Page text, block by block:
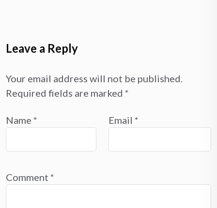
Leave a Reply
Your email address will not be published.
Required fields are marked *
Name * Email *
Comment *